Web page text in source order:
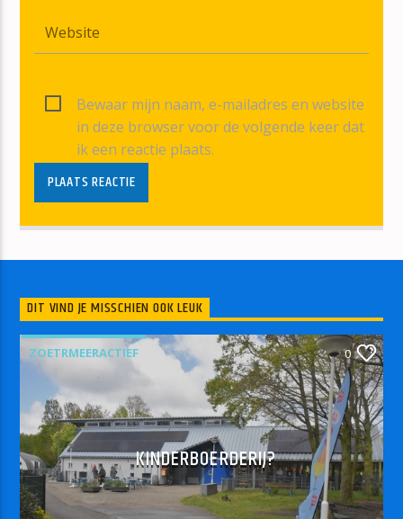
Bewaar mijn naam, e-mailadres en website
in deze browser voor de volgende keer dat
ik een reactie plaats.
DIT VIND JE MISSCHIEN OOK LEUK
ZOETRMEERACTIEF 0
KINDERBOERDERIJ?